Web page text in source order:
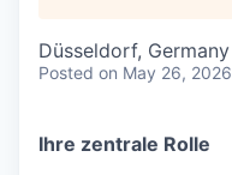
Düsseldorf, Germany
Posted on May 26, 2026
Ihre zentrale Rolle